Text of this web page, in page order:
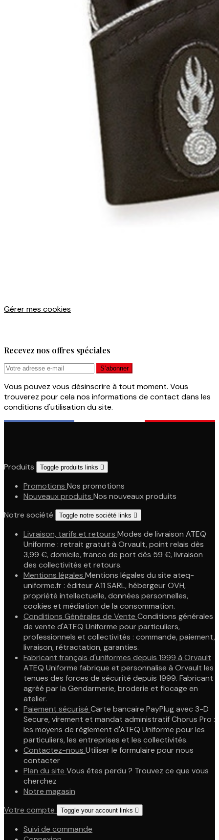
Gérer mes cookies
Recevez nos offres spéciales
Vous pouvez vous désinscrire à tout moment. Vous
trouverez pour cela nos informations de contact dans les
conditions d'utilisation du site.
Produits Toggle produits links 
Promotions Nos promotions
Nouveaux produits Nos nouveaux produits
Notre société
Toggle notre société links 
Livraison, tarifs et retours Modes de livraison ATEQ
Uniforme : retrait gratuit à Orvault, point relais dès
3,99 €, domicile, franco de port dès 59 €, livraison
des collectivités et retours.
Mentions légales Mentions légales du site ateq-
uniforme.fr : éditeur A11 SARL, hébergeur OVH,
propriété intellectuelle, données personnelles,
cookies et médiation de la consommation.
Conditions Générales de Vente Conditions générales
de vente d'ATEQ Uniforme pour particuliers,
professionnels et collectivités : commande, paiement,
livraison, rétractation, garanties.
Fabricant français d'uniformes depuis 1999 à Orvault
ATEQ Uniforme fabrique et personnalise à Orvault les
tenues des forces de sécurité depuis 1999. Fabricant
agréé par la Gendarmerie, broderie et flocage en
atelier.
Paiement sécurisé Carte bancaire PayPlug avec 3-D
Secure, virement et mandat administratif Chorus Pro :
les moyens de règlement d'ATEQ Uniforme pour les
particuliers, les entreprises et les collectivités.
Contactez-nous Utiliser le formulaire pour nous
contacter
Plan du site Vous êtes perdu ? Trouvez ce que vous
cherchez
Notre magasin
Votre compte
Toggle your account links 
Suivi de commande